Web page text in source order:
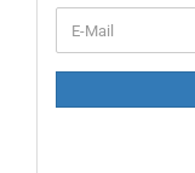
ZUR
E-
Mail